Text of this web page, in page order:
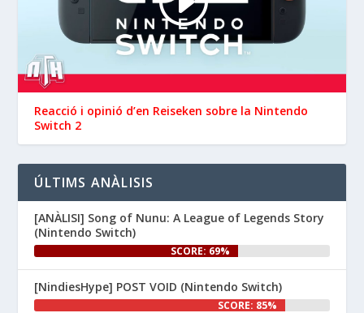
Nintenhype.Cat @nintenhype.cat
1m
📅 Devil May Cry V,
Wanderstop, Citizen Sleeper 2,
i molt més, aquesta setmana a
la Nintendo eShop de
#NintendoSwitch2
#NintendoSwitch.
👉
Reacció i opinió d’en ‪Reiseken‬ sobre la Nintendo
Switch 2
ÚLTIMS ANÀLISIS
[ANÀLISI] Song of Nunu: A League of Legends Story
(Nintendo Switch)
SCORE: 69%
[NindiesHype] POST VOID (Nintendo Switch)
SCORE: 85%